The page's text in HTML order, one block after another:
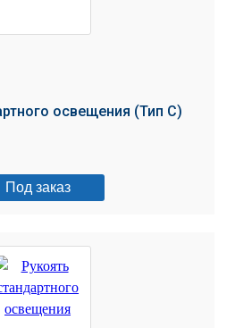
освещения (Тип С)
Под заказ